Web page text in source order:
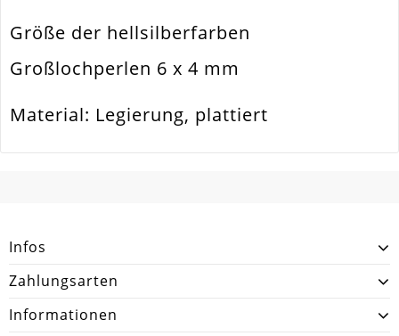
Menge 5 Stück
Zusatzinfo
Auch Als Großlochperle / Schiebeperle
Größe der hellsilberfarben
Großlochperlen 6 x 4 mm
Material: Legierung, plattiert
Infos
Zahlungsarten
Informationen